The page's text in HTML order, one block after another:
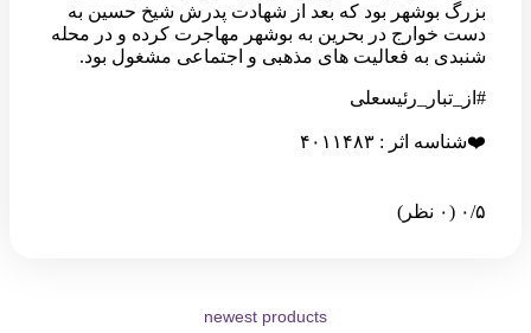
بزرگ بوشهر بود که بعد از شهادت پدرش شیخ حسین به
دست خوارج در بحرین به بوشهر مهاجرت کرده و در محله
شنبدی به فعالیت های مذهبی و اجتماعی مشغول بود.
#از_تبار_رئیسعلی
❤️شناسه اثر : ۴۰۱۱۴۸۳
‫۰/۵ ‫(۰ نظر)
newest products